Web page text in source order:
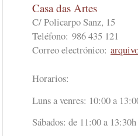
Casa das Artes
C/ Policarpo Sanz, 15
Teléfono: 986 435 121
Correo electrónico:
Horarios:
Luns a venres: 10:00 a
Sábados: de 11:00 a 13:30h